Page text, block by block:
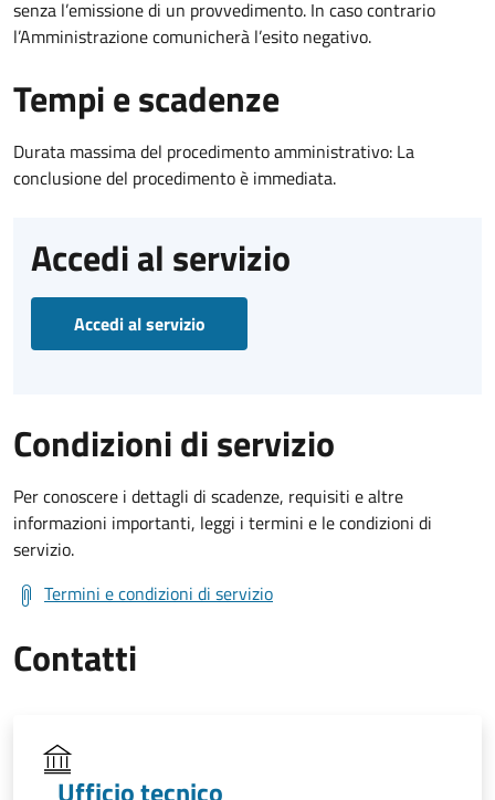
senza l’emissione di un provvedimento. In caso contrario
l’Amministrazione comunicherà l’esito negativo.
Tempi e scadenze
Durata massima del procedimento amministrativo: La
conclusione del procedimento è immediata.
Accedi al servizio
Accedi al servizio
Condizioni di servizio
Per conoscere i dettagli di scadenze, requisiti e altre
informazioni importanti, leggi i termini e le condizioni di
servizio.
Termini e condizioni di servizio
Contatti
Ufficio tecnico